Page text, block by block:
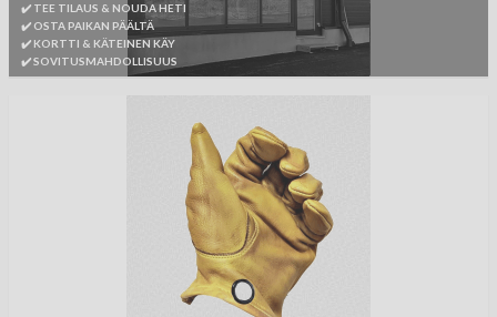
✔️ TEE TILAUS & NOUDA HETI
✔️ OSTA PAIKAN PÄÄLTÄ
✔️ KORTTI & KÄTEINEN KÄY
✔️ SOVITUSMAHDOLLISUUS